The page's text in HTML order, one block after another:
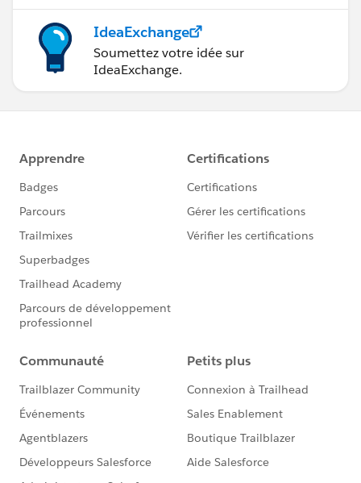
IdeaExchange
Soumettez votre idée sur
IdeaExchange.